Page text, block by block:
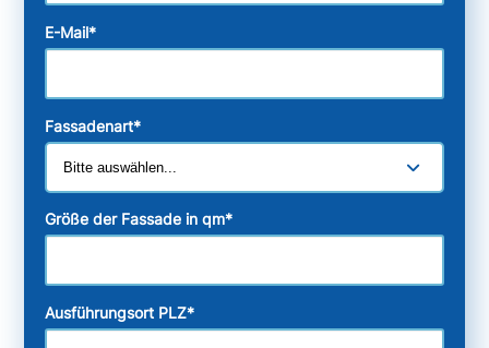
E-Mail*
Fassadenart*
Größe der Fassade in qm*
Ausführungsort PLZ*